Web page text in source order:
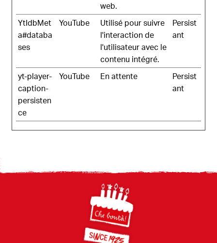
web.
YtIdbMet
a#databa
ses
YouTube
Utilisé pour suivre
l'interaction de
l'utilisateur avec le
contenu intégré.
Persist
ant
yt-player-
caption-
persisten
ce
YouTube En attente
Persist
ant